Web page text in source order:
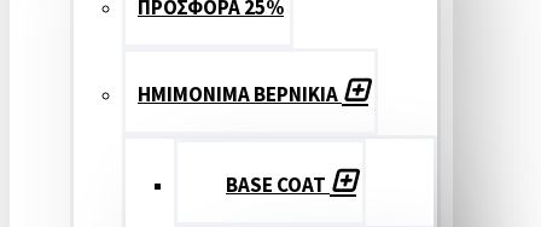
ΠΡΟΣΦΟΡΑ 25%
ΗΜΙΜΟΝΙΜΑ ΒΕΡΝΙΚΙΑ
BASE COAT